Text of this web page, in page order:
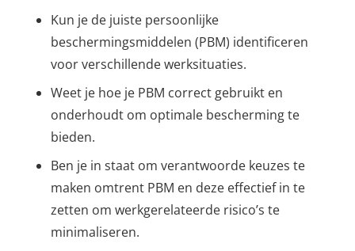
Kun je de juiste persoonlijke
beschermingsmiddelen (PBM) identificeren
voor verschillende werksituaties.
Weet je hoe je PBM correct gebruikt en
onderhoudt om optimale bescherming te
bieden.
Ben je in staat om verantwoorde keuzes te
maken omtrent PBM en deze effectief in te
zetten om werkgerelateerde risico’s te
minimaliseren.